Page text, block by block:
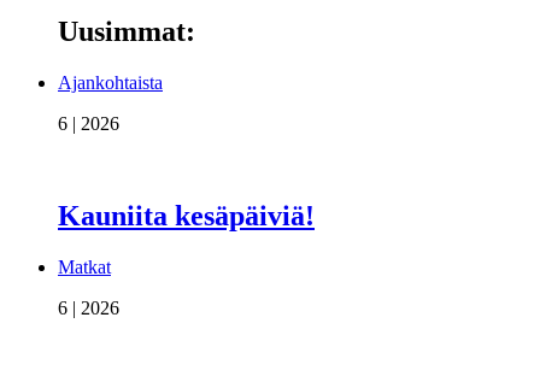
Uusimmat:
Ajankohtaista
6 | 2026
Kauniita kesäpäiviä!
Matkat
6 | 2026